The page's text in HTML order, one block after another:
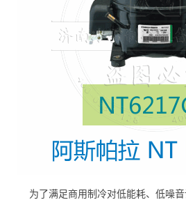
为了满足商用制冷对低能耗、低噪